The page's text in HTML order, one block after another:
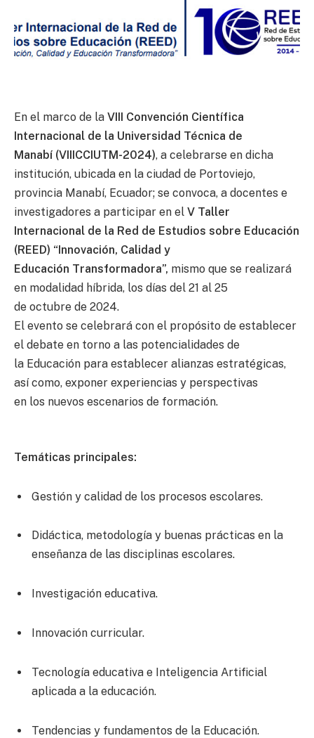
En el marco de la VIII Convención Científica
Internacional de la Universidad Técnica de
Manabí (VIIICCIUTM-2024), a celebrarse en dicha
institución, ubicada en la ciudad de Portoviejo,
provincia Manabí, Ecuador; se convoca, a docentes e
investigadores a participar en el V Taller
Internacional de la Red de Estudios sobre Educación
(REED) “Innovación, Calidad y
Educación Transformadora”, mismo que se realizará
en modalidad híbrida, los días del 21 al 25
de octubre de 2024.
El evento se celebrará con el propósito de establecer
el debate en torno a las potencialidades de
la Educación para establecer alianzas estratégicas,
así como, exponer experiencias y perspectivas
en los nuevos escenarios de formación.
Temáticas principales:
Gestión y calidad de los procesos escolares.
Didáctica, metodología y buenas prácticas en la
enseñanza de las disciplinas escolares.
Investigación educativa.
Innovación curricular.
Tecnología educativa e Inteligencia Artificial
aplicada a la educación.
Tendencias y fundamentos de la Educación.